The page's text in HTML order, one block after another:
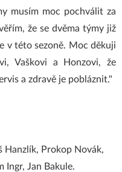
musím moc pochválit za
že se dvěma týmy již
v této sezoně. Moc děkuji
Vaškovi a Honzovi, že
a zdravě je pobláznit."
Hanzlík, Prokop Novák,
Ingr, Jan Bakule.